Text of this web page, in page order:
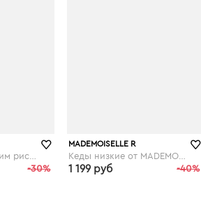
-30%
MADEMOISELLE R
-40%
1 199 руб